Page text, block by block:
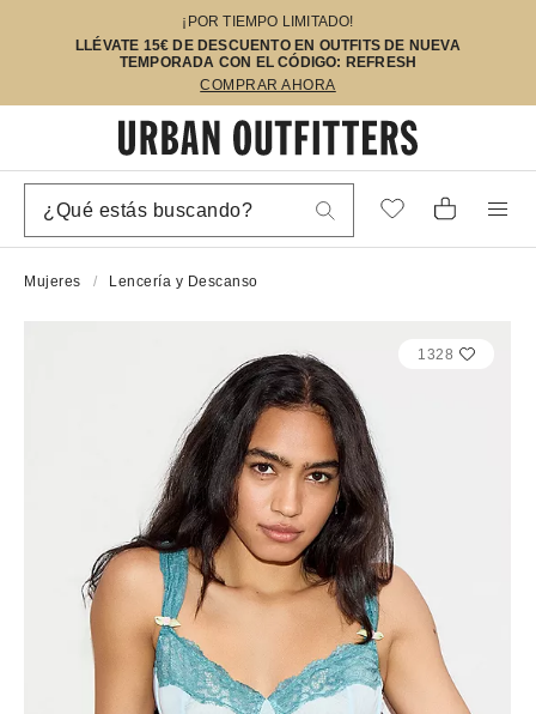
¡POR TIEMPO LIMITADO!
LLÉVATE 15€ DE DESCUENTO EN OUTFITS DE NUEVA
TEMPORADA CON EL CÓDIGO: REFRESH
COMPRAR AHORA
Mujeres Lencería y Descanso
1328